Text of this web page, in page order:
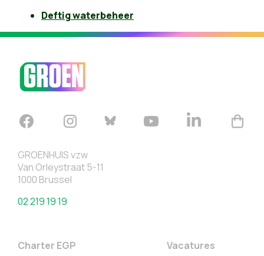
Deftig waterbeheer
GROENHUIS vzw
Van Orleystraat 5-11
1000 Brussel
02 219 19 19
Charter EGP
Vacatures